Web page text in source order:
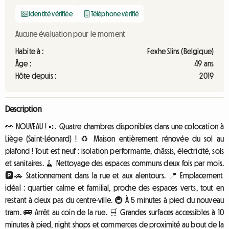
Identité vérifiée Téléphone vérifié
Aucune évaluation pour le moment
Habite à :
Fexhe Slins (Belgique)
Âge :
49 ans
Hôte depuis :
2019
Description
👀 NOUVEAU ! 📣 Quatre chambres disponibles dans une colocation à
Liège (Saint-Léonard) ! ♻️ Maison entièrement rénovée du sol au
plafond ! Tout est neuf : isolation performante, châssis, électricité, sols
et sanitaires. 🧹 Nettoyage des espaces communs deux fois par mois.
🅿️🚗 Stationnement dans la rue et aux alentours. 📍 Emplacement
idéal : quartier calme et familial, proche des espaces verts, tout en
restant à deux pas du centre-ville. 🚇 À 5 minutes à pied du nouveau
tram. 🚌 Arrêt au coin de la rue. 🛒 Grandes surfaces accessibles à 10
minutes à pied, night shops et commerces de proximité au bout de la